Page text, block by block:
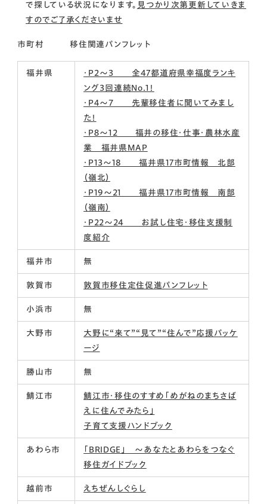
で探している状況になります。 見つかり次第更新していきま
すのでご了承くださいませ
市町村 移住関連パンフレット
福井県
・P２～３ 全47都道府県幸福度ランキ
ング３回連続No.1！
・P４～７ 先輩移住者に聞いてみまし
た！
・P８～12 福井の移住・仕事・農林水産
業 福井県MAP
・P13～18 福井県17市町情報 北部
（嶺北）
・P19～21 福井県17市町情報 南部
（嶺南）
・P22～24 お試し住宅・移住支援制
度紹介
福井市 無
敦賀市 敦賀市移住定住促進パンフレット
小浜市 無
大野市
大野に“来て”“見て”“住んで”応援パッケ
ージ
勝山市 無
鯖江市
鯖江市・移住のすすめ「めがねのまちさば
えに住んでみたら」
子育て支援ハンドブック
あわら市
「BRIDGE」 ～あなたとあわらをつなぐ
移住ガイドブック
越前市 えちぜんしぐらし